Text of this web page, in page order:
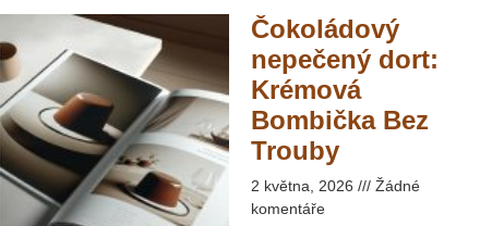
Čokoládový
nepečený dort:
Krémová
Bombička Bez
Trouby​
2 května, 2026
Žádné
komentáře